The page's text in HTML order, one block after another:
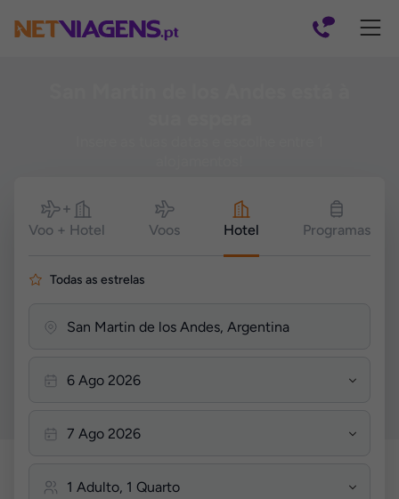
Pesquisar
Voo + Hotel Voos Hotel Programas
Todas as estrelas